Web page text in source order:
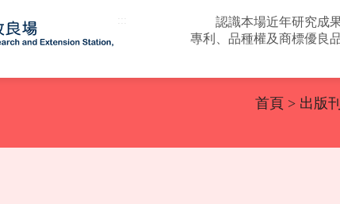
認識本場近年研究成
專利、品種權及商標優良
首頁 > 出版